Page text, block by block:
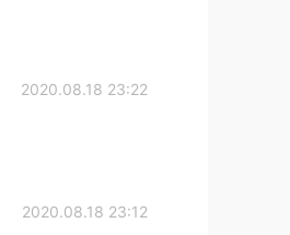
2020.08.18 23:22
2020.08.18 23:12